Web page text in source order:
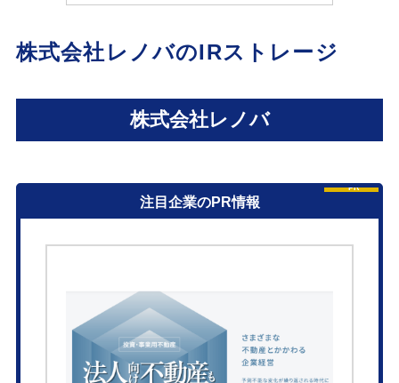
株式会社レノバのIRストレージ
株式会社レノバ
注目企業のPR情報
PR